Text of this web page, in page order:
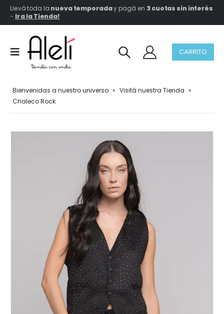
Llevá toda la nueva temporaday pagá en 3 cuotas sin interés
- Ir a la Tienda!
CARRITO
Bienvenidas a nuestro universo » Visitá nuestra Tienda »
Chaleco Rock